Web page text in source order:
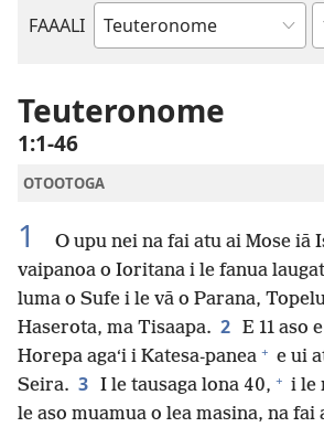
FAAALI
Tusi
Tusi
Teuteronome
1:1-46
OTOOTOGA
1
O upu nei na fai atu ai Mose iā
vaipanoa o Ioritana i le fanua
luma o Sufe i le vā o Parana,
Haserota, ma Tisaapa. 2 E 11 aso
Horepa agaʻi i Katesa-panea + e ui
Seira. 3 I le tausaga lona 40, + i le
le aso muamua o lea masina, na fai